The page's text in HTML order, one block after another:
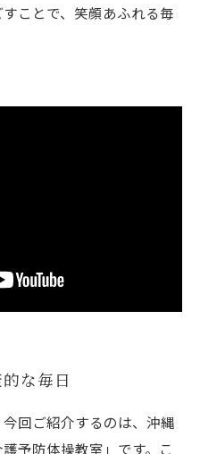
ことで、笑顔あふれる毎
な毎日
回ご紹介するのは、沖縄
予防体操教室」です。こ